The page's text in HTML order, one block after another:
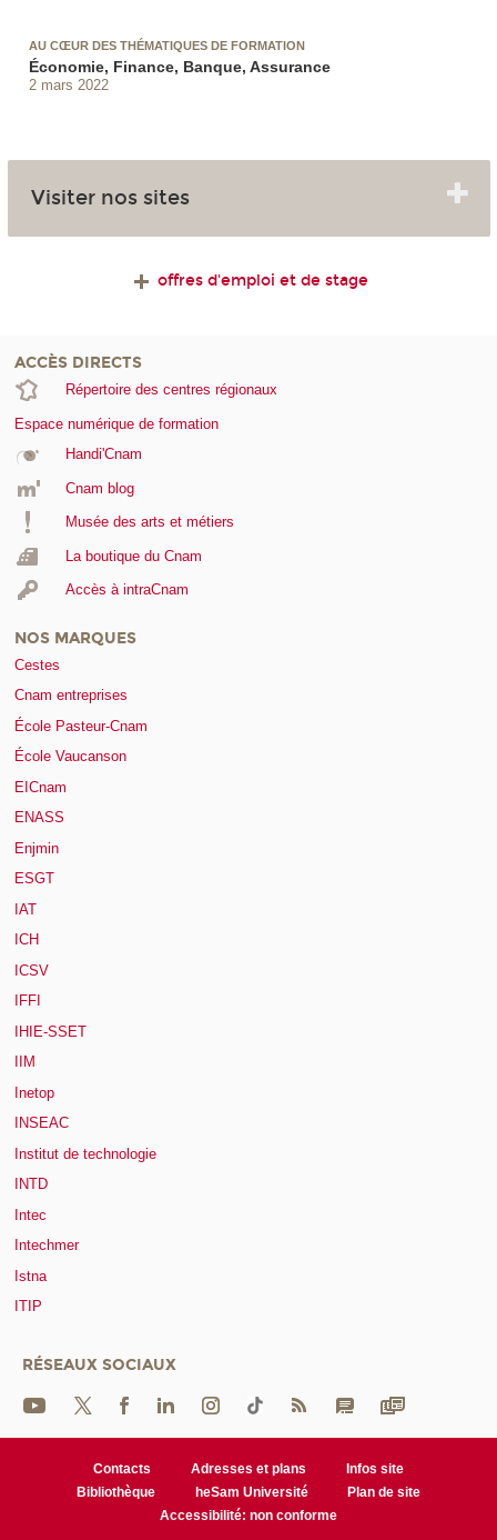
AU CŒUR DES THÉMATIQUES DE FORMATION
Économie, Finance, Banque, Assurance
2 mars 2022
Visiter nos sites
offres d'emploi et de stage
ACCÈS DIRECTS
Répertoire des centres régionaux
Espace numérique de formation
Handi'Cnam
Cnam blog
Musée des arts et métiers
La boutique du Cnam
Accès à intraCnam
NOS MARQUES
Cestes
Cnam entreprises
École Pasteur-Cnam
École Vaucanson
EICnam
ENASS
Enjmin
ESGT
IAT
ICH
ICSV
IFFI
IHIE-SSET
IIM
Inetop
INSEAC
Institut de technologie
INTD
Intec
Intechmer
Istna
ITIP
RÉSEAUX SOCIAUX
Contacts Adresses et plans
Infos site
Bibliothèque
heSam Université
Plan de site
Accessibilité: non conforme